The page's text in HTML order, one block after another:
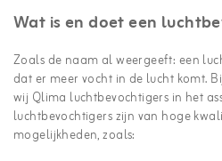
Wat is en doet een
Zoals de naam al weergeeft: een
dat er meer vocht in de lucht komt.
wij Qlima luchtbevochtigers in het
luchtbevochtigers zijn van hoge
mogelijkheden, zoals: